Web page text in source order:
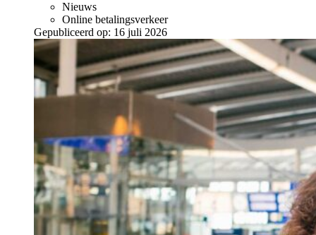
Nieuws
Online betalingsverkeer
Gepubliceerd op: 16 juli 2026